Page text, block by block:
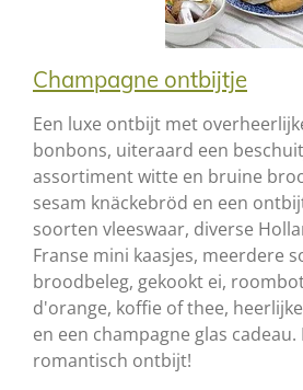
Champagne ontbijtje
Een luxe ontbijt met
bonbons, uiteraard een
assortiment witte en bruine
sesam knäckebröd en een
soorten vleeswaar, diverse
Franse mini kaasjes, meerdere
broodbeleg, gekookt ei,
d'orange, koffie of thee,
en een champagne glas cadeau.
romantisch ontbijt!